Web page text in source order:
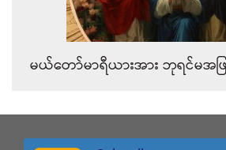
မယ်တော်မာရီယားအား ဘုရင်မအဖြ